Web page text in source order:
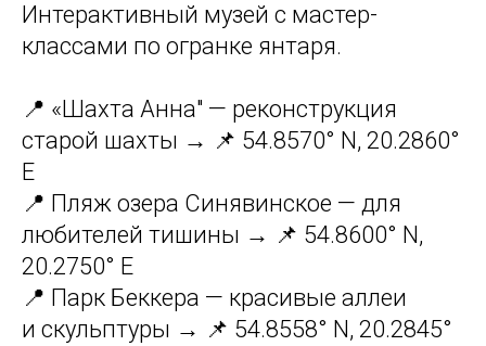
Интерактивный музей с мастер-
классами по огранке янтаря.
📍 «Шахта Анна" — реконструкция
старой шахты → 📌 54.8570° N, 20.2860°
E
📍 Пляж озера Синявинское — для
любителей тишины → 📌 54.8600° N,
20.2750° E
📍 Парк Беккера — красивые аллеи
и скульптуры → 📌 54.8558° N, 20.2845°